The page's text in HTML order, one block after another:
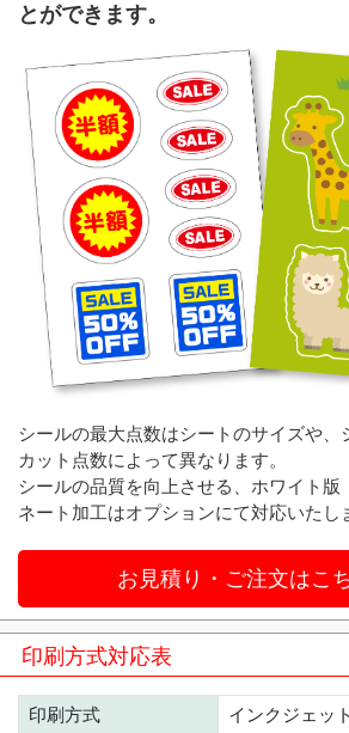
とができます。
シールの最大点数はシートのサイズや、
カット点数によって異なります。
シールの品質を向上させる、ホワイト版
ネート加工はオプションにて対応いたし
お見積り・ご注文はこ
印刷方式対応表
印刷方式
インクジェッ